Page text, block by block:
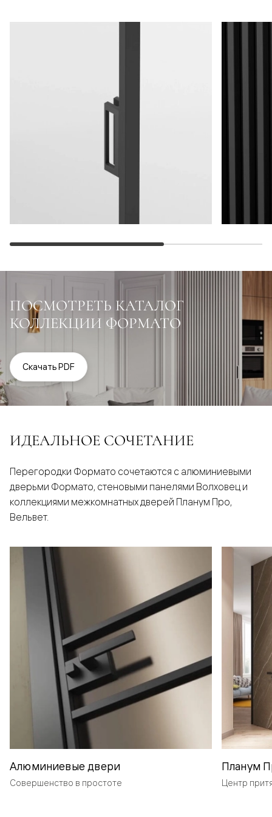
ПОСМОТРЕТЬ КАТАЛОГ
КОЛЛЕКЦИИ ФОРМАТО
Скачать PDF
ИДЕАЛЬНОЕ СОЧЕТАНИЕ
Перегородки Формато сочетаются с алюминиевыми
дверьми Формато, стеновыми панелями Волховец и
коллекциями межкомнатных дверей Планум Про,
Вельвет.
Алюминиевые двери
Совершенство в простоте
Планум
Центр